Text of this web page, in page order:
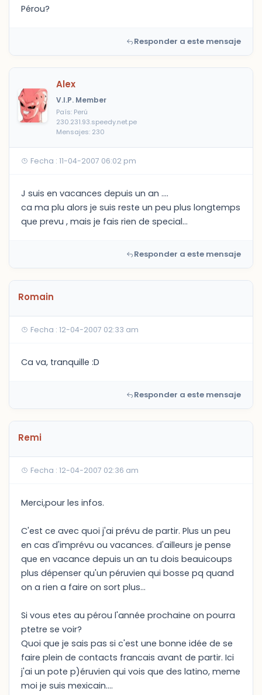
Pérou?
Responder a este mensaje
Alex
V.I.P. Member
País: Perú
230.231.93.speedy.net.pe
Mensajes: 230
Fecha : 11-04-2007 06:02 pm
J suis en vacances depuis un an ....
ca ma plu alors je suis reste un peu plus longtemps
que prevu , mais je fais rien de special...
Responder a este mensaje
Romain
Fecha : 12-04-2007 02:33 am
Ca va, tranquille :D
Responder a este mensaje
Remi
Fecha : 12-04-2007 02:36 am
Merci,pour les infos.
C'est ce avec quoi j'ai prévu de partir. Plus un peu
en cas d'imprévu ou vacances. d'ailleurs je pense
que en vacance depuis un an tu dois beauicoups
plus dépenser qu'un péruvien qui bosse pq quand
on a rien a faire on sort plus...
Si vous etes au pérou l'année prochaine on pourra
ptetre se voir?
Quoi que je sais pas si c'est une bonne idée de se
faire plein de contacts francais avant de partir. Ici
j'ai un pote p)éruvien qui vois que des latino, meme
moi je suis mexicain....